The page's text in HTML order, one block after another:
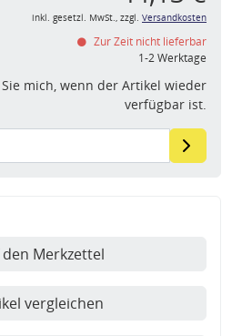
inkl. gesetzl. MwSt., zzgl. Versandkosten
Zur Zeit nicht lieferbar
1-2 Werktage
mich, wenn der Artikel wieder
verfügbar ist.
Merkzettel
vergleichen